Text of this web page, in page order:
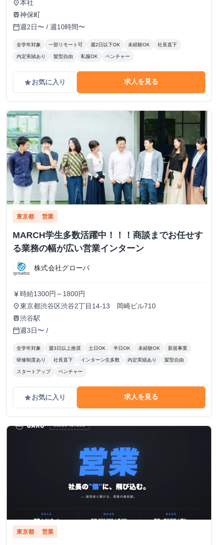
place本社
train神保町
calendar_today週2日〜 / 週10時間〜
全学年対象 一部リモート可 週2日以下OK 未経験OK 社長直下
内定実績あり 髪型自由 私服OK ベンチャー
gradeお気に入り 求人を見る
東京都 営業
MARCH学生多数活躍中！！！商談までお任せす
る業務の幅が広い営業インターン
株式会社グローバ
currency_yen 時給1300円～1800円
place東京都渋谷区渋谷2丁目14-13 岡崎ビル710
train渋谷駅
calendar_today週3日〜 /
全学年対象 週3日以上推奨 土日OK 半日OK 未経験OK 新規事業
研修制度あり 社長直下 インターン生多数 内定実績あり 髪型自由
スタートアップ ベンチャー
gradeお気に入り 求人を見る
東京都 営業